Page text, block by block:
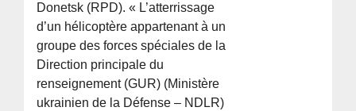
Donetsk (RPD). « L’atterrissage
d’un hélicoptère appartenant à un
groupe des forces spéciales de la
Direction principale du
renseignement (GUR) (Ministère
ukrainien de la Défense – NDLR)